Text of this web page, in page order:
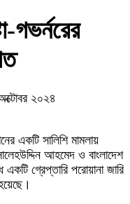
গভর্নরের
২০২৪
একটি সালিশি মামলায়
আহমেদ ও বাংলাদেশ
গ্রেপ্তারি পরোয়ানা জারি